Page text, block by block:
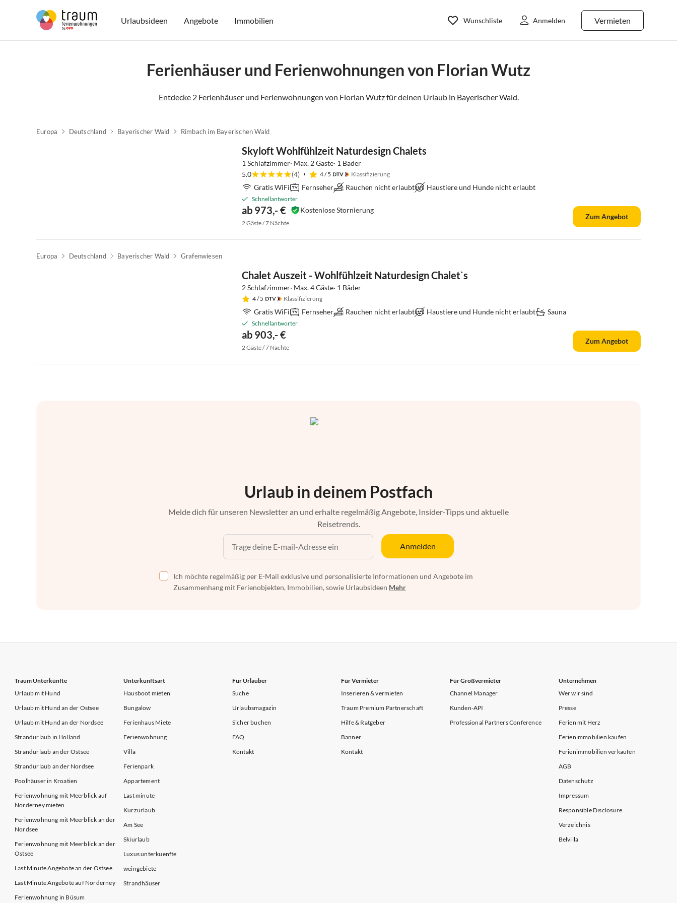
Urlaubsideen Angebote Immobilien Vermieten
Wunschliste Anmelden
Ferienhäuser und Ferienwohnungen von Florian Wutz
Entdecke 2 Ferienhäuser und Ferienwohnungen von Florian Wutz für deinen Urlaub in Bayerischer Wald.
Europa Deutschland Bayerischer Wald Rimbach im Bayerischen Wald
Top-Inserat
Skyloft Wohlfühlzeit Naturdesign Chalets
1 Schlafzimmer· Max. 2 Gäste· 1 Bäder
5.0
(4) 4/ 5 Klassifizierung
Gratis WiFi Fernseher Rauchen nicht erlaubt Haustiere und Hunde nicht erlaubt
Schnellantworter
ab 973,- € Kostenlose Stornierung
2 Gäste / 7 Nächte
Zum Angebot
Europa Deutschland Bayerischer Wald Grafenwiesen
Chalet Auszeit - Wohlfühlzeit Naturdesign Chalet`s
2 Schlafzimmer· Max. 4 Gäste· 1 Bäder
4/ 5 Klassifizierung
Gratis WiFi Fernseher Rauchen nicht erlaubt Haustiere und Hunde nicht erlaubt Sauna
Schnellantworter
ab 903,- €
2 Gäste / 7 Nächte
Zum Angebot
Urlaub in deinem Postfach
Melde dich für unseren Newsletter an und erhalte regelmäßig Angebote, Insider-Tipps und aktuelle
Reisetrends.
Anmelden
Ich möchte regelmäßig per E-Mail exklusive und personalisierte Informationen und Angebote im
Zusammenhang mit Ferienobjekten, Immobilien, sowie Urlaubsideen Mehr
Traum Unterkünfte
Urlaub mit Hund
Urlaub mit Hund an der Ostsee
Urlaub mit Hund an der Nordsee
Strandurlaub in Holland
Strandurlaub an der Ostsee
Strandurlaub an der Nordsee
Poolhäuser in Kroatien
Ferienwohnung mit Meerblick auf
Norderney mieten
Ferienwohnung mit Meerblick an der
Nordsee
Ferienwohnung mit Meerblick an der
Ostsee
Last Minute Angebote an der Ostsee
Last Minute Angebote auf Norderney
Ferienwohnung in Büsum
Unterkunftsart
Hausboot mieten
Bungalow
Ferienhaus Miete
Ferienwohnung
Villa
Ferienpark
Appartement
Last minute
Kurzurlaub
Am See
Skiurlaub
Luxus unterkuenfte
weingebiete
Strandhäuser
Für Urlauber
Suche
Urlaubsmagazin
Sicher buchen
FAQ
Kontakt
Für Vermieter
Inserieren & vermieten
Traum Premium Partnerschaft
Hilfe & Ratgeber
Banner
Kontakt
Für Großvermieter
Channel Manager
Kunden-API
Professional Partners Conference
Unternehmen
Wer wir sind
Presse
Ferien mit Herz
Ferienimmobilien kaufen
Ferienimmobilien verkaufen
AGB
Datenschutz
Impressum
Responsible Disclosure
Verzeichnis
Belvilla